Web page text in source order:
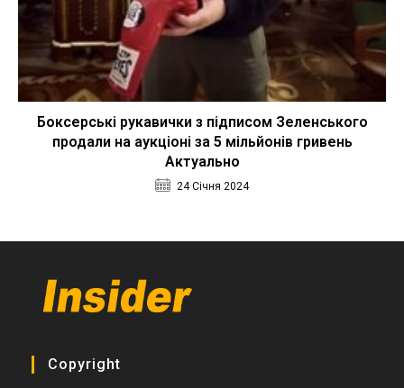
Боксерські рукавички з підписом Зеленського
продали на аукціоні за 5 мільйонів гривень
Актуально
24 Січня 2024
Copyright